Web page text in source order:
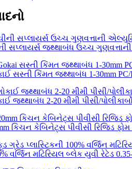
સપ્લાયર્સ જથ્થાબંધ ઉચ્ચ
સસ્તી કિંમત જથ્થાબંધ 1-30mm PC/
જથ્થાબંધ 2-20 મીમી પીસી/
કિચન કેબિનેટ્સ પીવીસી રિજિડ ફોમ
વર્જિન મટિરિયલ બ્લેક યુવી રેટેડ